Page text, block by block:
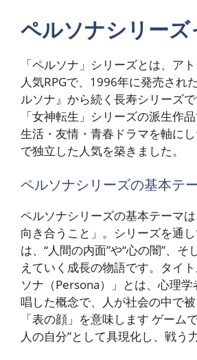
ペルソナシリーズ
「ペルソナ」シリーズとは、ア
人気RPGで、1996年に発売され
ルソナ』から続く長寿シリーズ
「女神転生」シリーズの派生作
生活・友情・青春ドラマを軸に
で独立した人気を築きました。
ペルソナシリーズの基本テ
ペルソナシリーズの基本テーマ
向き合うこと」。シリーズを通
は、“人間の内面”や“心の闇”、そ
えていく成長の物語です。タイ
ソナ（Persona）」とは、心理
唱した概念で、人が社会の中で
「表の顔」を意味します ゲーム
人の自分”として具現化し、戦う